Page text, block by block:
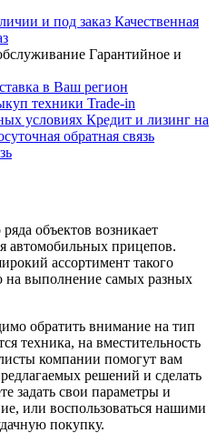
Качественная
Гарантийное и
в Ваш регион
техники Trade-in
Кредит и лизинг на
объектов возникает
автомобильных прицепов.
ассортимент такого
на выполнение самых разных
обратить внимание на тип
техника, на вместительность
компании помогут вам
решений и сделать
задать свои параметры и
или воспользоваться нашими
покупку.